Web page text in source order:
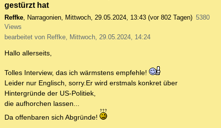
gestürzt hat
Reffke, Narragonien, Mittwoch, 29.05.2024, 13:43 (vor 802 Tagen) 5380
Views
bearbeitet von Reffke, Mittwoch, 29.05.2024, 14:24
Hallo allerseits,
Tolles Interview, das ich wärmstens empfehle!
Leider nur Englisch, sorry.Er wird erstmals konkret über
Hintergründe der US-Politiek,
die aufhorchen lassen...
Da offenbaren sich Abgründe!